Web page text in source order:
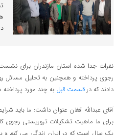
نفرات جدا شده استان مازندران برای
رجوی پرداخته و همچنین به تحلیل مسائل
دادند که در قسمت قبل به چند مورد
آقای عبدالله افغان عنوان داشت: ما باید
برای ما ماهیت تشکیلات تروریستی رجوی